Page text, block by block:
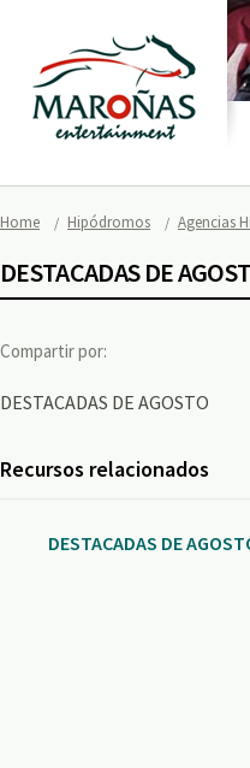
Home Hipódromos Agencias
DESTACADAS DE
Compartir por:
DESTACADAS DE AGOSTO
Recursos relacionados
DESTACADAS DE